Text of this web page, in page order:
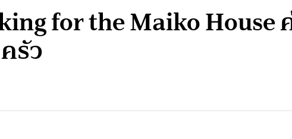
for the Maiko House
รัว